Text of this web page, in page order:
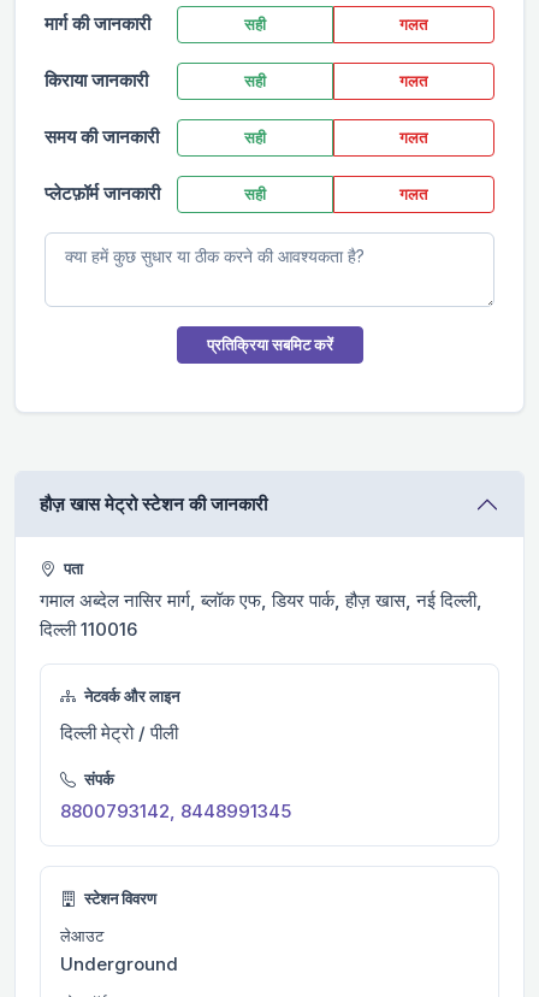
मार्ग की जानकारी सही गलत
किराया जानकारी सही गलत
समय की जानकारी सही गलत
प्लेटफ़ॉर्म जानकारी सही गलत
प्रतिक्रिया सबमिट करें
हौज़ खास मेट्रो स्टेशन की जानकारी
पता
गमाल अब्देल नासिर मार्ग, ब्लॉक एफ, डियर पार्क, हौज़ खास, नई दिल्ली,
दिल्ली 110016
नेटवर्क और लाइन
दिल्ली मेट्रो / पीली
संपर्क
8800793142, 8448991345
स्टेशन विवरण
लेआउट
Underground